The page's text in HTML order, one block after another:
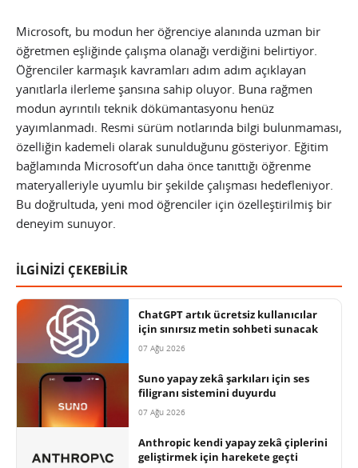
Microsoft, bu modun her öğrenciye alanında uzman bir
öğretmen eşliğinde çalışma olanağı verdiğini belirtiyor.
Öğrenciler karmaşık kavramları adım adım açıklayan
yanıtlarla ilerleme şansına sahip oluyor. Buna rağmen
modun ayrıntılı teknik dökümantasyonu henüz
yayımlanmadı. Resmi sürüm notlarında bilgi bulunmaması,
özelliğin kademeli olarak sunulduğunu gösteriyor. Eğitim
bağlamında Microsoft’un daha önce tanıttığı öğrenme
materyalleriyle uyumlu bir şekilde çalışması hedefleniyor.
Bu doğrultuda, yeni mod öğrenciler için özelleştirilmiş bir
deneyim sunuyor.
İLGİNİZİ ÇEKEBİLİR
ChatGPT artık ücretsiz kullanıcılar
için sınırsız metin sohbeti sunacak
07 Ağu 2026
Suno yapay zekâ şarkıları için ses
filigranı sistemini duyurdu
07 Ağu 2026
Anthropic kendi yapay zekâ çiplerini
geliştirmek için harekete geçti